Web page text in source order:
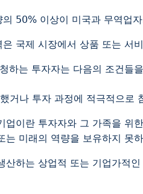
50% 이상이 미국과 무역업
국제 시장에서 상품 또는 서
하는 투자자는 다음의 조건들
거나 투자 과정에 적극적으로
이란 투자자와 그 가족을 위
미래의 역량을 보유하지 못
하는 상업적 또는 기업가적